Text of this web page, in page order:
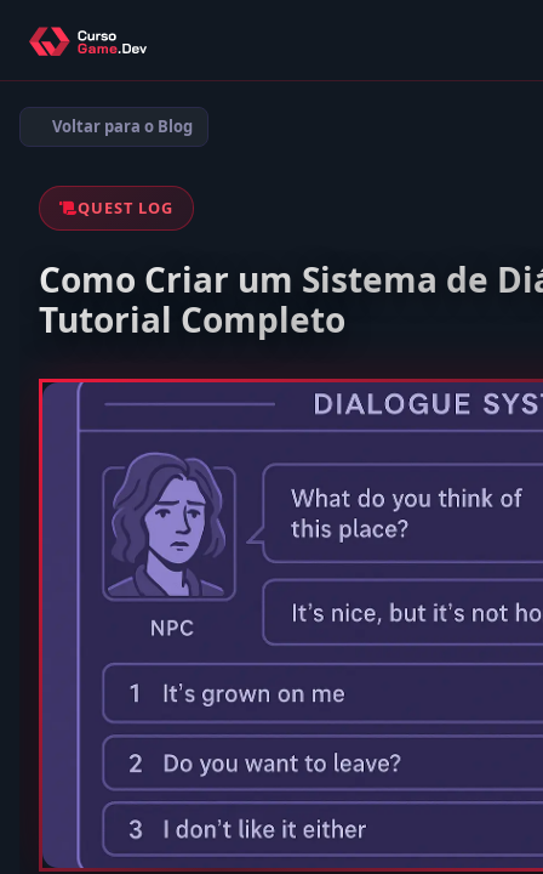
Voltar para o Blog
QUEST LOG
Como Criar um Sistema de
Tutorial Completo